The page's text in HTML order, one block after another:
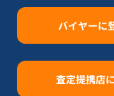
バイヤーに
査定提携店